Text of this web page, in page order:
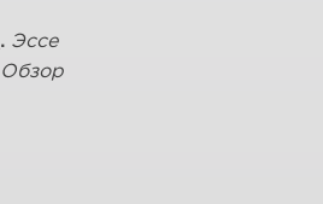
. Эссе
Обзор